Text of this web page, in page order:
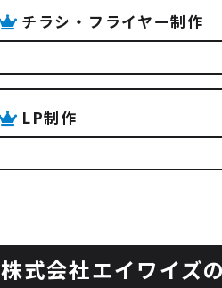
チラシ・フライヤー制作
LP制作
株式会社エイワイズ